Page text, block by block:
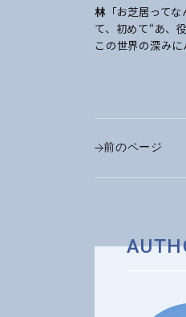
林「お芝居って
て、初めて“あ、
この世界の深み
前のページ